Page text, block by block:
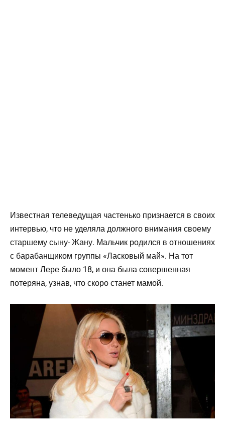
Известная телеведущая частенько признается в своих
интервью, что не уделяла должного внимания своему
старшему сыну- Жану. Мальчик родился в отношениях
с барабанщиком группы «Ласковый май». На тот
момент Лере было 18, и она была совершенная
потеряна, узнав, что скоро станет мамой.